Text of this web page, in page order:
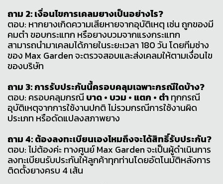
ถาม 2: เงื่อนไขการเคลมยางเป็นอย่างไร?
ตอบ: หากยางเกิดความเสียหายจากอุบัติเหตุ เช่น ถูกของมี
คมตำ ขอบกระแทก หรือยางบวมจากแรงกระแทก
สามารถนำมาเคลมได้ภายในระยะเวลา 180 วัน โดยทีมช่าง
ของ Max Garden จะตรวจสอบและส่งเคลมให้ตามเงื่อนไข
ของบริษัท
ถาม 3: การรับประกันนี้ครอบคลุมเฉพาะกรณีใดบ้าง?
ตอบ: ครอบคลุมกรณี บาด • บวม • แตก • ตำทุกกรณี
อุบัติเหตุจากการใช้งานปกติ ไม่รวมกรณีการใช้งานผิด
ประเภท หรือดัดแปลงสภาพยาง
ถาม 4: ต้องลงทะเบียนเองไหมถึงจะได้สิทธิ์รับประกัน?
ตอบ: ไม่ต้องค่ะ ทางศูนย์ Max Garden จะเป็นผู้ดำเนินการ
ลงทะเบียนรับประกันให้ลูกค้าทุกท่านโดยอัตโนมัติหลังการ
ติดตั้งยางครบ 4 เส้น